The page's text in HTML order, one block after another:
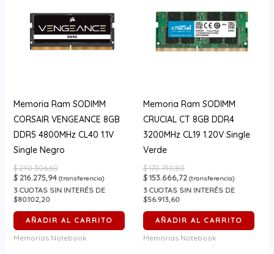
Memoria Ram SODIMM
CORSAIR VENGEANCE 8GB
DDR5 4800MHz CL40 1.1V
Single Negro
$240.306,60
$216.275,94 (transferencia)
3CUOTAS SIN INTERÉS DE
$80.102,20
AÑADIR AL CARRITO
Memorias Notebook
Memoria Ram SODIMM
CRUCIAL CT 8GB DDR4
3200MHz CL19 1.20V Single
Verde
$170.740,80
$153.666,72 (transferencia)
3 CUOTAS SIN INTERÉS DE
$56.913,60
AÑADIR AL CARRITO
Memorias Notebook